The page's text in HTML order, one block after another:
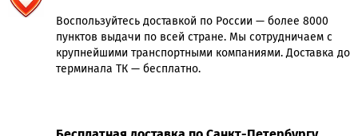
Воспользуйтесь доставкой по России — более 8000
пунктов выдачи по всей стране. Мы сотрудничаем с
крупнейшими транспортными компаниями. Доставка до
терминала ТК — бесплатно.